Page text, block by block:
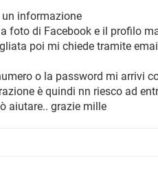
un informazione
foto di Facebook e il profilo
poi mi chiede tramite
o la password mi arrivi
è quindi nn riesco ad
aiutare.. grazie mille